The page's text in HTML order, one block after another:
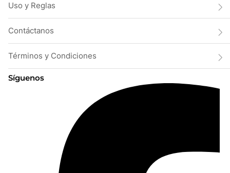
Uso y Reglas
Contáctanos
Términos y Condiciones
Síguenos